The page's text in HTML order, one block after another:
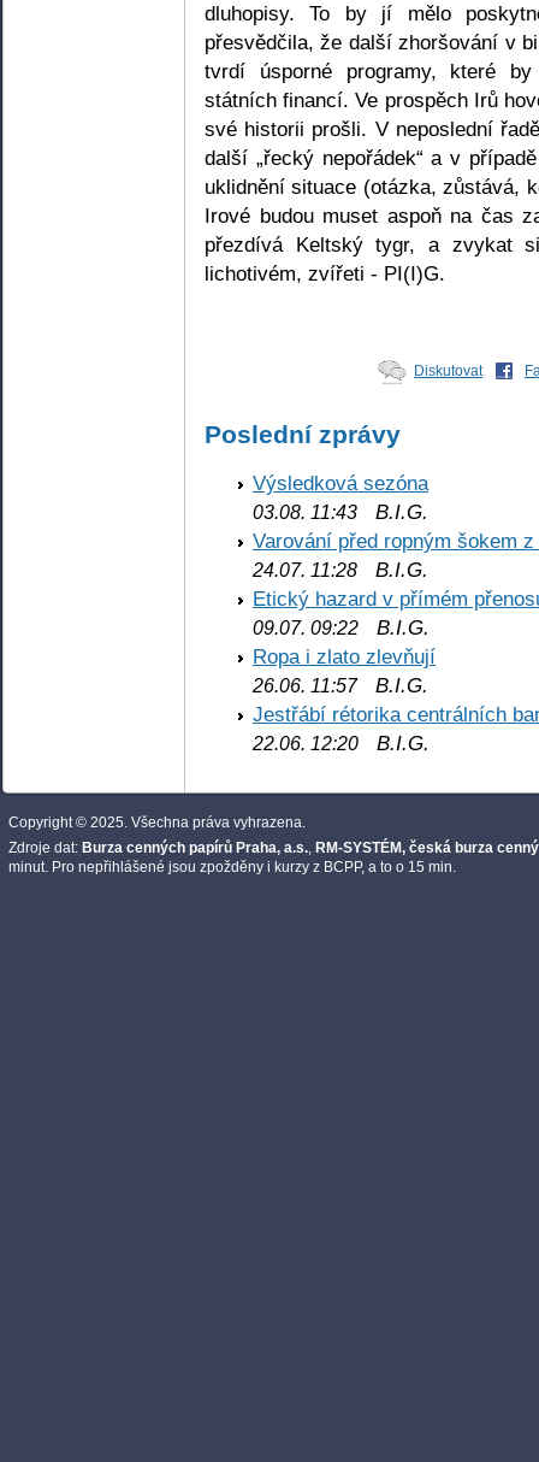
dluhopisy. To by jí mělo
přesvědčila, že další zhoršování v
tvrdí úsporné programy, které
státních financí. Ve prospěch Irů
své historii prošli. V neposlední
další „řecký nepořádek“ a v
uklidnění situace (otázka, zůstává,
Irové budou muset aspoň na čas
přezdívá Keltský tygr, a zvykat
lichotivém, zvířeti - PI(I)G.
Diskutovat
Poslední zprávy
Výsledková sezóna
03.08. 11:43 B.I.G.
Varování před ropným šokem
24.07. 11:28 B.I.G.
Etický hazard v přímém
09.07. 09:22 B.I.G.
Ropa i zlato zlevňují
26.06. 11:57B.I.G.
Jestřábí rétorika centrálních
22.06. 12:20 B.I.G.
Copyright © 2025. Všechna práva vyhrazena.
Zdroje dat: Burza cenných papírů Praha, a.s., RM-SYSTÉM, česká burza
minut. Pro nepřihlášené jsou zpožděny i kurzy z BCPP, a to o 15 min.